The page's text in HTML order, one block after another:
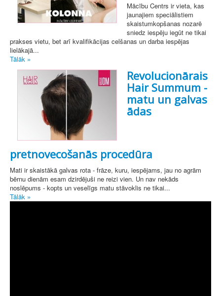
Mācību Centrs ir vieta, kas
jaunajiem speciālistiem
skaistumkopšanas nozarē
sniedz iespēju iegūt ne tikai
prakses vietu, bet arī kvalifikācijas celšanas un darba iespējas
lielākajā...
Tālāk »
Revolucionārais
Hair Summum -
matu un galvas
ādas
pretnovecošanās procedūra
Mati ir skaistākā galvas rota - frāze, kuru, iespējams, jau no agrām
bērnu dienām esam dzirdējuši ne reizi vien. Un nav nekāds
noslēpums - kopts un veselīgs matu stāvoklis ne tikai...
Tālāk »